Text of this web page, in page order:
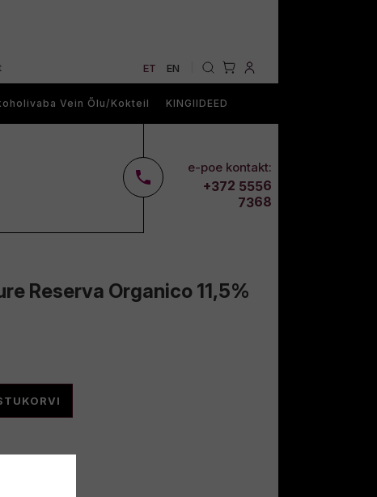
ET EN
Vein Õlu/Kokteil KINGIIDEED
e-poe kontakt:
+372 5556
7368
Reserva Organico 11,5%